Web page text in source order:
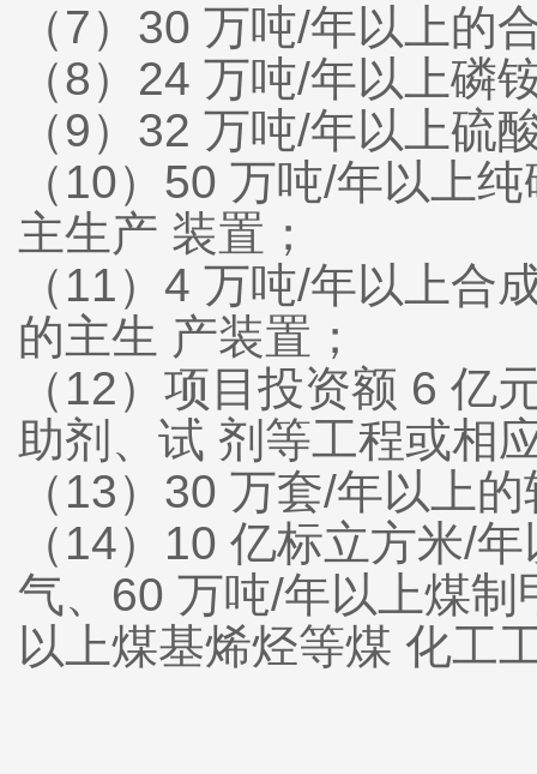
（7）30 万吨/年以上的
（8）24 万吨/年以上磷
（9）32 万吨/年以上硫
（10）50 万吨/年以上
主生产 装置；
（11）4 万吨/年以上合
的主生 产装置；
（12）项目投资额 6 亿
助剂、试 剂等工程或相
（13）30 万套/年以上
（14）10 亿标立方米/
气、60 万吨/年以上煤
以上煤基烯烃等煤 化工